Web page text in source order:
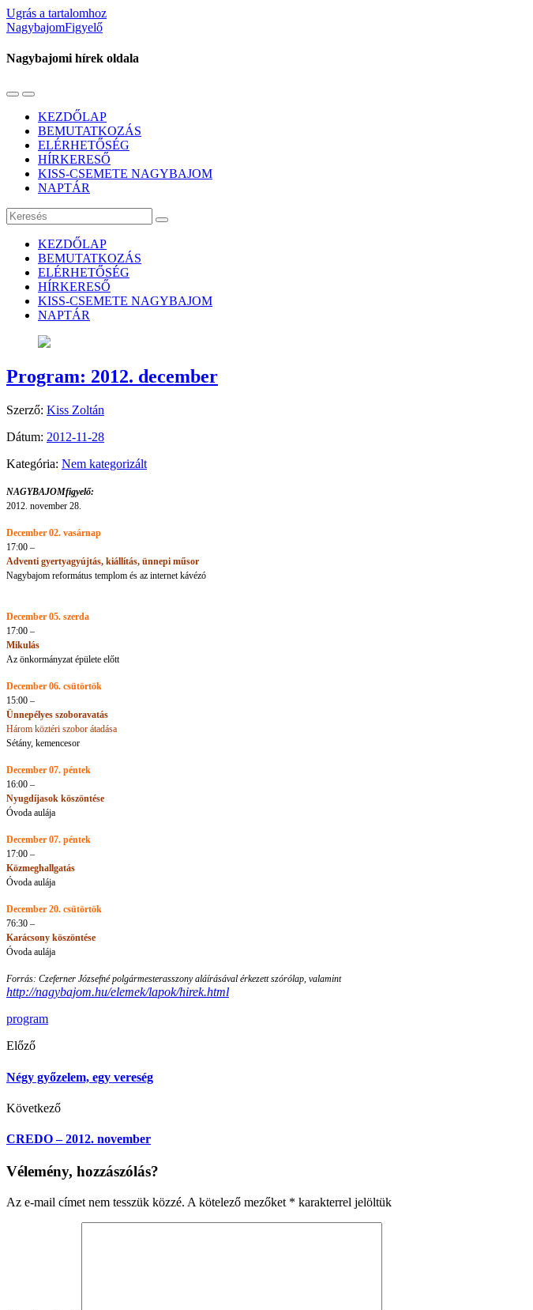
Ugrás a tartalomhoz
NagybajomFigyelő
Nagybajomi hírek oldala
Váltás
mobil
menüre
Használja
keresés
mezőt
KEZDŐLAP
BEMUTATKOZÁS
ELÉRHETŐSÉG
HÍRKERESŐ
KISS-CSEMETE NAGYBAJOM
NAPTÁR
Keresés
KEZDŐLAP
BEMUTATKOZÁS
ELÉRHETŐSÉG
HÍRKERESŐ
KISS-CSEMETE NAGYBAJOM
NAPTÁR
Program: 2012. december
Szerző: Kiss Zoltán
Dátum: 2012-11-28
Kategória: Nem kategorizált
NAGYBAJOMfigyelő:
2012. november 28.
December 02. vasárnap
17:00 –
Adventi gyertyagyújtás, kiállítás, ünnepi műsor
Nagybajom református templom és az internet kávézó
December 05. szerda
17:00 –
Mikulás
Az önkormányzat épülete előtt
December 06. csütörtök
15:00 –
Ünnepélyes szoboravatás
Három köztéri szobor átadása
Sétány, kemencesor
December 07. péntek
16:00 –
Nyugdíjasok köszöntése
Óvoda aulája
December 07. péntek
17:00 –
Közmeghallgatás
Óvoda aulája
December 20. csütörtök
76:30 –
Karácsony köszöntése
Óvoda aulája
Forrás: Czeferner Józsefné polgármesterasszony aláírásával érkezett szórólap, valamint
http://nagybajom.hu/elemek/lapok/hirek.html
program
Előző
Négy győzelem, egy vereség
Következő
CREDO – 2012. november
Vélemény, hozzászólás?
Az e-mail címet nem tesszük közzé. A kötelező mezőket * karakterrel jelöltük